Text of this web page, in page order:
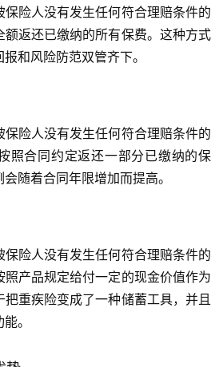
险人没有发生任何符合理赔条件的
返还已缴纳的所有保费。这种方式
和风险防范双管齐下。
险人没有发生任何符合理赔条件的
照合同约定返还一部分已缴纳的保
随着合同年限增加而提高。
险人没有发生任何符合理赔条件的
产品规定给付一定的现金价值作为
重疾险变成了一种储蓄工具，并且
。